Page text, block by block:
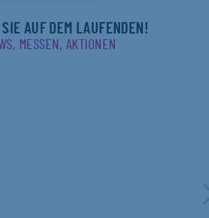
SIE AUF DEM LAUFENDEN!
MESSEN, AKTIONEN